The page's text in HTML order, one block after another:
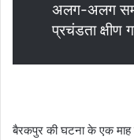
अलग-अलग
प्रचंडता क्षीण
बैरकपुर की घटना के एक माह